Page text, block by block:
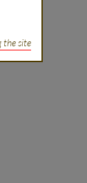
the site